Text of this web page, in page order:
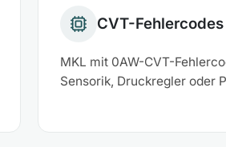
CVT-Fehlercodes
MKL mit 0AW-CVT-
Sensorik, Druckregler oder